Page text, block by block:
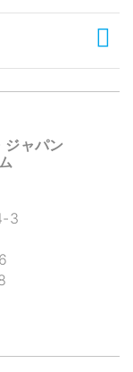
ジャパン
3